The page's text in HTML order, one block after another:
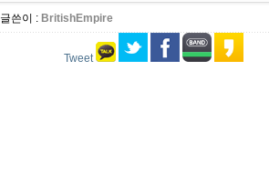
글쓴이 : BritishEmpire
Tweet